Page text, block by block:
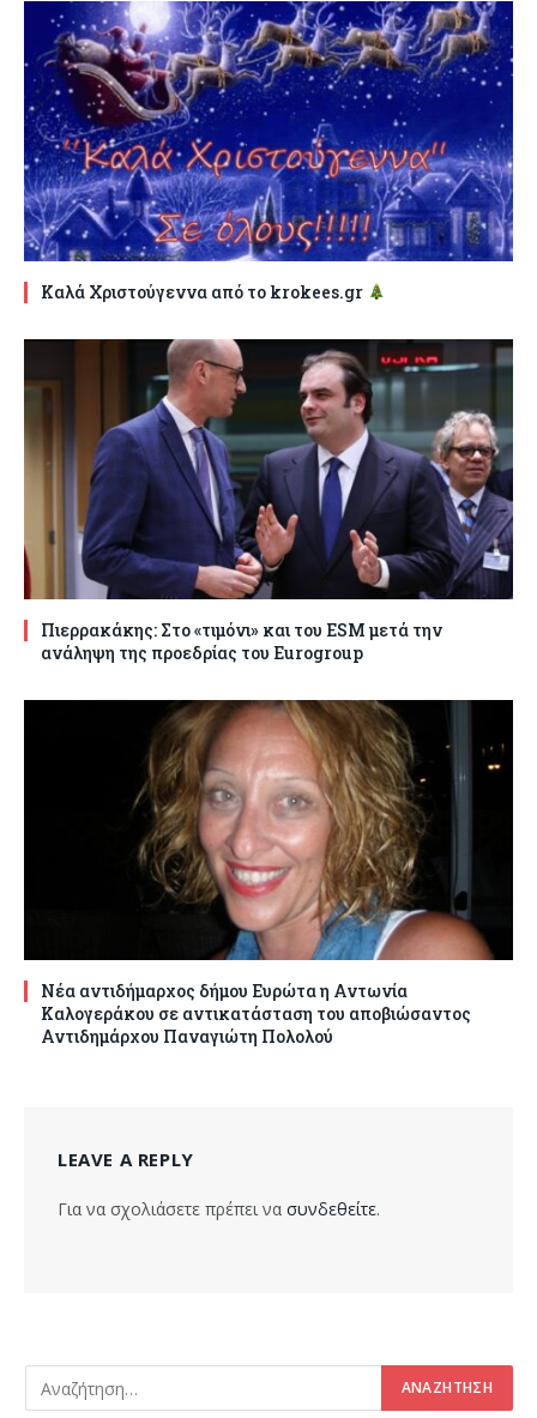
Καλά Χριστούγεννα από το krokees.gr
Πιερρακάκης: Στο «τιμόνι» και του ESM μετά την
ανάληψη της προεδρίας του Eurogroup
Νέα αντιδήμαρχος δήμου Ευρώτα η Αντωνία
Καλογεράκου σε αντικατάσταση του αποβιώσαντος
Αντιδημάρχου Παναγιώτη Πολολού
LEAVE A REPLY
Για να σχολιάσετε πρέπει να συνδεθείτε.